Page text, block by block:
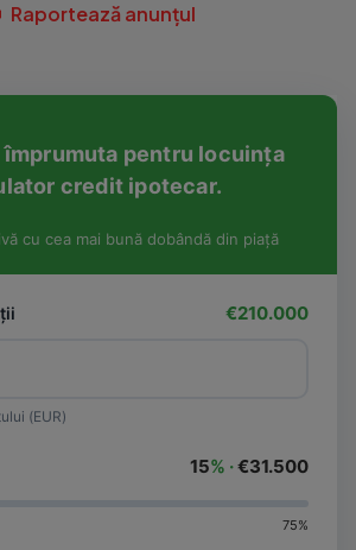
Raportează anunțul
pentru locuința
credit ipotecar.
cu cea mai bună dobândă din piață
€210.000
(EUR)
15% ·€31.500
75%